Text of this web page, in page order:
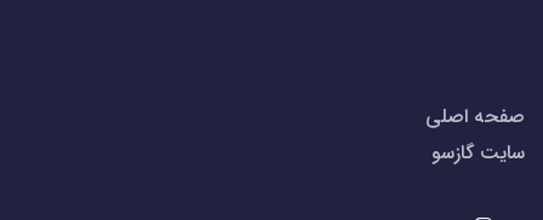
صفحه اصلی
سایت گازسو